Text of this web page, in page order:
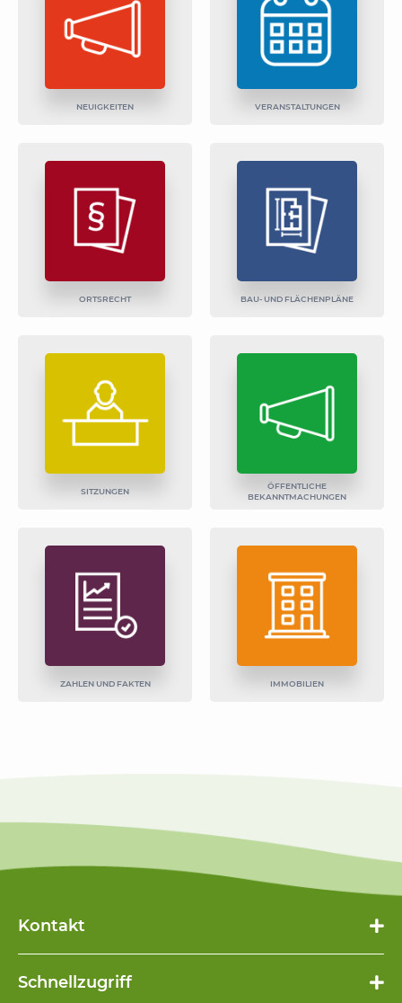
NEUIGKEITEN VERANSTALTUNGEN
ORTSRECHT BAU- UND FLÄCHENPLÄNE
SITZUNGEN
ÖFFENTLICHE
BEKANNTMACHUNGEN
ZAHLEN UND FAKTEN IMMOBILIEN
Kontakt
Schnellzugriff